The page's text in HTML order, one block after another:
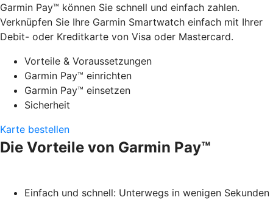
Garmin Pay™ können Sie schnell und einfach zahlen.
Verknüpfen Sie Ihre Garmin Smartwatch einfach mit Ihrer
Debit- oder Kreditkarte von Visa oder Mastercard.
Vorteile & Voraussetzungen
Garmin Pay™ einrichten
Garmin Pay™ einsetzen
Sicherheit
Karte bestellen
Die Vorteile von Garmin Pay™
Einfach und schnell: Unterwegs in wenigen Sekunden